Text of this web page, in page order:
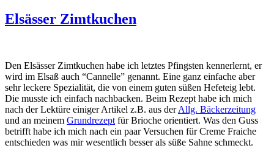
Elsässer Zimtkuchen
Den Elsässer Zimtkuchen habe ich letztes Pfingsten kennerlernt, er
wird im Elsaß auch “Cannelle” genannt. Eine ganz einfache aber
sehr leckere Spezialität, die von einem guten süßen Hefeteig lebt.
Die musste ich einfach nachbacken. Beim Rezept habe ich mich
nach der Lektüre einiger Artikel z.B. aus derAllg. Bäckerzeitung
und an meinem Grundrezept für Brioche orientiert. Was den Guss
betrifft habe ich mich nach ein paar Versuchen für Creme Fraiche
entschieden was mir wesentlich besser als süße Sahne schmeckt.